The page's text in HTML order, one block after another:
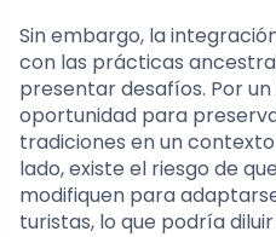
Sin embargo, la
con las prácticas
presentar desafíos. Por
oportunidad para
tradiciones en un
lado, existe el riesgo de
modifiquen para
turistas, lo que podría